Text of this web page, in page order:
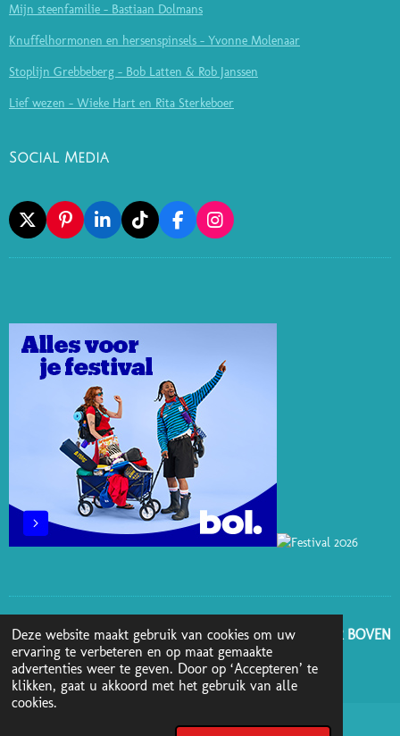
Deze website maakt gebruik van cookies om uw
ervaring te verbeteren en op maat gemaakte
advertenties weer te geven. Door op ‘Accepteren’ te
klikken, gaat u akkoord met het gebruik van alle
cookies.
Mijn steenfamilie - Bastiaan Dolmans
Knuffelhormonen en hersenspinsels - Yvonne Molenaar
Stoplijn Grebbeberg - Bob Latten & Rob Janssen
Lief wezen - Wieke Hart en Rita Sterkeboer
Social Media
X
P
I
N
E
S
T
L
I
N
I
N
T
I
K
F
A
C
O
I
N
S
R
M
GA NAAR BOVEN
© 2025 - 2026 Boekenblog van Ann